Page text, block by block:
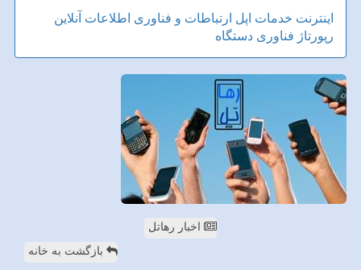
اینترنت خدمات اپل ارتباطات و فناوری اطلاعات آنلاین
رپورتاژ فناوری دستگاه
اخبار رهاتل
بازگشت به خانه